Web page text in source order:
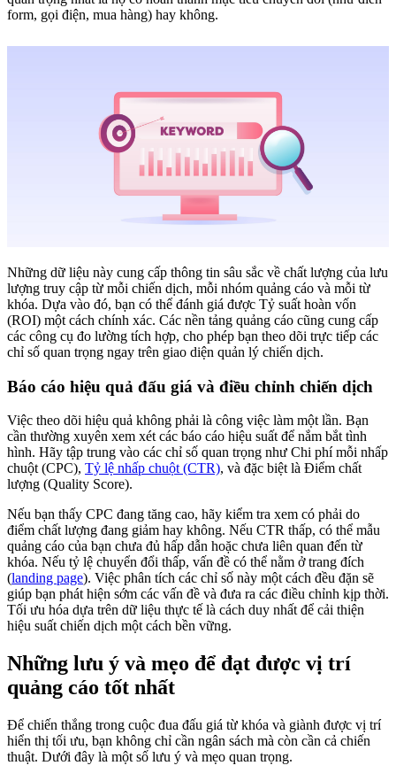
form, gọi điện, mua hàng) hay không.
Những dữ liệu này cung cấp thông tin sâu sắc về chất lượng của lưu
lượng truy cập từ mỗi chiến dịch, mỗi nhóm quảng cáo và mỗi từ
khóa. Dựa vào đó, bạn có thể đánh giá được Tỷ suất hoàn vốn
(ROI) một cách chính xác. Các nền tảng quảng cáo cũng cung cấp
các công cụ đo lường tích hợp, cho phép bạn theo dõi trực tiếp các
chỉ số quan trọng ngay trên giao diện quản lý chiến dịch.
Báo cáo hiệu quả đấu giá và điều chỉnh chiến dịch
Việc theo dõi hiệu quả không phải là công việc làm một lần. Bạn
cần thường xuyên xem xét các báo cáo hiệu suất để nắm bắt tình
hình. Hãy tập trung vào các chỉ số quan trọng như Chi phí mỗi nhấp
chuột (CPC), Tỷ lệ nhấp chuột (CTR), và đặc biệt là Điểm chất
lượng (Quality Score).
Nếu bạn thấy CPC đang tăng cao, hãy kiểm tra xem có phải do
điểm chất lượng đang giảm hay không. Nếu CTR thấp, có thể mẫu
quảng cáo của bạn chưa đủ hấp dẫn hoặc chưa liên quan đến từ
khóa. Nếu tỷ lệ chuyển đổi thấp, vấn đề có thể nằm ở trang đích
(landing page). Việc phân tích các chỉ số này một cách đều đặn sẽ
giúp bạn phát hiện sớm các vấn đề và đưa ra các điều chỉnh kịp thời.
Tối ưu hóa dựa trên dữ liệu thực tế là cách duy nhất để cải thiện
hiệu suất chiến dịch một cách bền vững.
Những lưu ý và mẹo để đạt được vị trí
quảng cáo tốt nhất
Để chiến thắng trong cuộc đua đấu giá từ khóa và giành được vị trí
hiển thị tối ưu, bạn không chỉ cần ngân sách mà còn cần cả chiến
thuật. Dưới đây là một số lưu ý và mẹo quan trọng.